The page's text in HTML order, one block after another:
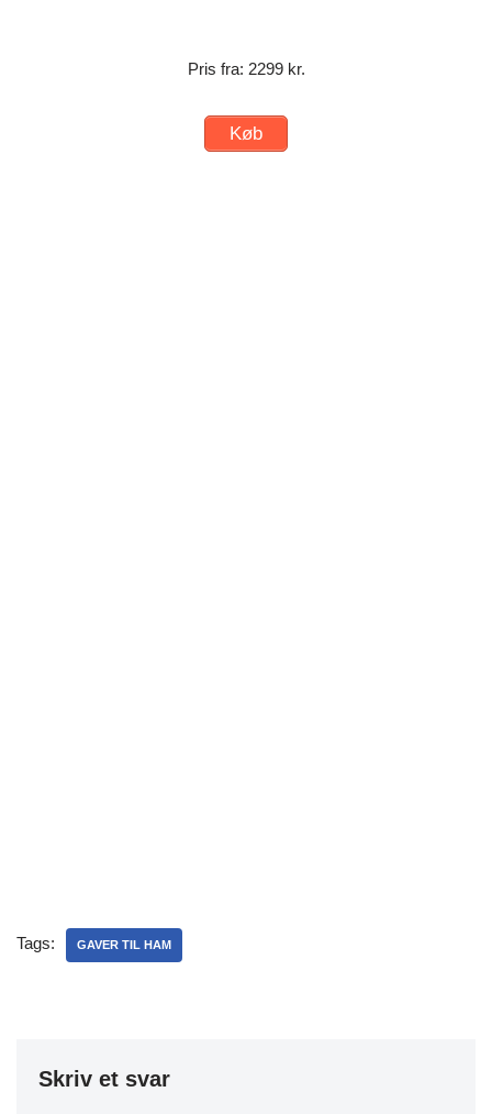
Pris fra: 2299 kr.
Køb
Tags: GAVER TIL HAM
Skriv et svar